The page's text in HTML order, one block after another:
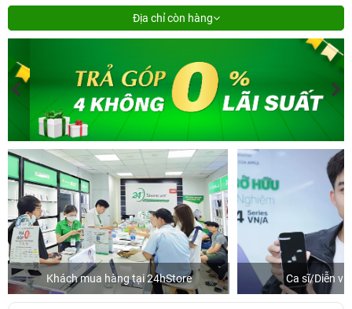
Địa chỉ còn hàng
Khách mua hàng tại 24hStore Ca sĩ/Diễn